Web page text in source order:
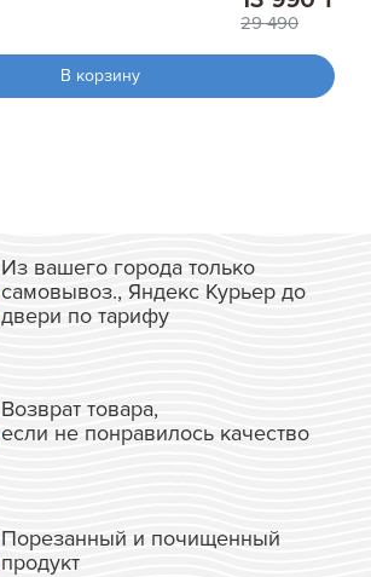
29 490
В корзину
Из вашего города только
самовывоз., Яндекс Курьер до
двери по тарифу
Возврат товара,
если не понравилось качество
Порезанный и почищенный
продукт